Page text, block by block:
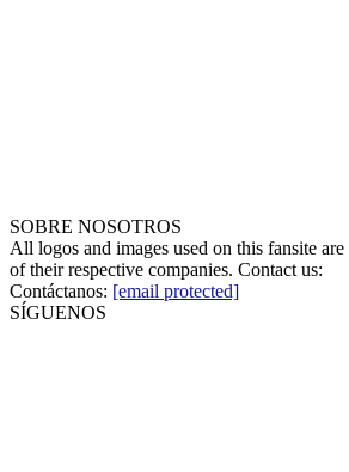
SOBRE NOSOTROS
All logos and images used on this fansite
of their respective companies. Contact us:
Contáctanos: [email protected]
SÍGUENOS